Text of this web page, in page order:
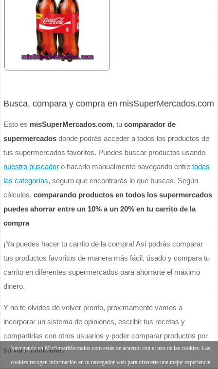
Busca, compara y compra en misSuperMercados.com
Esto es misSuperMercados.com, tucomparador de
supermercados donde podrás acceder a todos los productos de
tus supermercados favoritos. Puedes buscar productos usando
nuestro buscador o hacerlo manualmente navegando entretodas
las categorías, seguro que encontrarás lo que buscas. Según
cálculos,comparando productos en todos los supermercados
puedes ahorrar entre un 10% a un 20% en tu carrito de la
compra
¡Ya puedes hacer tu carrito de la compra! Así podrás comparar
tus productos favoritos de manera más fácil, úsado y compara tu
carrito en diferentes supermercados para ahorrarte el máximo
dinero.
Y no te olvides de volver pronto, próximamente vamos a
incorporar un sistema de opiniones, escribir tus recetas y
compartirlas con otros usuarios y poder comparar productos por
su valor nutricional.
Navegando en MisSuperMercados.com estás de acuerdo con el uso de las cookies. Las
cookies recogen información en tu navegador web para ofrecerte una mejor experiencia